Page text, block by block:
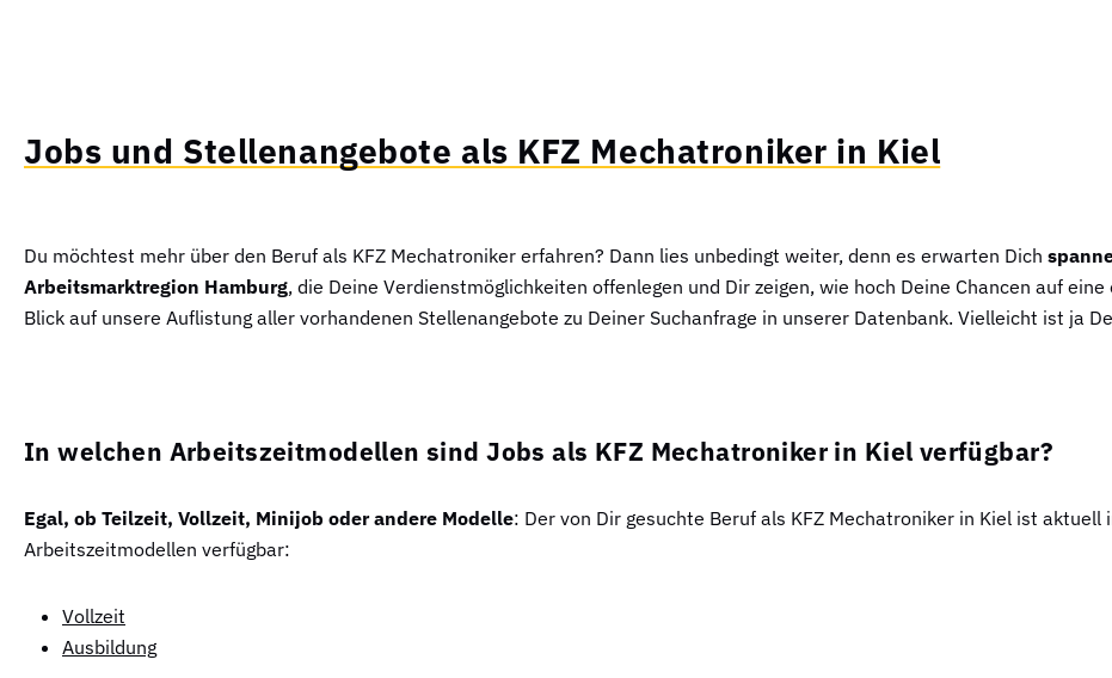
Jobs und Stellenangebote als KFZ Mechatroniker in Kiel
Du möchtest mehr über den Beruf als KFZ Mechatroniker erfahren? Dann lies unbedingt weiter, denn es erwarten Dich
Arbeitsmarktregion Hamburg, die Deine Verdienstmöglichkeiten offenlegen und Dir zeigen, wie hoch Deine Chancen auf
Blick auf unsere Auflistung aller vorhandenen Stellenangebote zu Deiner Suchanfrage in unserer Datenbank. Vielleicht ist ja
In welchen Arbeitszeitmodellen sind Jobs als KFZ Mechatroniker in Kiel verfügbar?
Egal, ob Teilzeit, Vollzeit, Minijob oder andere Modelle: Der von Dir gesuchte Beruf als KFZ Mechatroniker in Kiel ist
Arbeitszeitmodellen verfügbar:
Vollzeit
Ausbildung